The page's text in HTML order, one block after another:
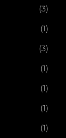
(3)
(1)
(3)
(1)
(1)
(1)
(1)